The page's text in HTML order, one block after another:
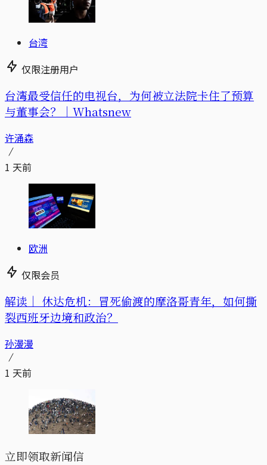
台湾
仅限注册用户
台湾最受信任的电视台，为何被立法院卡住了预算
与董事会？｜Whatsnew
许涌森
1 天前
欧洲
仅限会员
解读｜ 休达危机：冒死偷渡的摩洛哥青年，如何撕
裂西班牙边境和政治？
孙漫漫
1 天前
立即领取新闻信